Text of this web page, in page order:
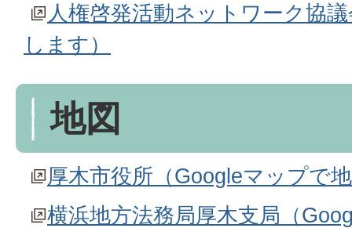
人権啓発活動ネットワーク協
します）
地図
厚木市役所（Googleマップで
横浜地方法務局厚木支局（